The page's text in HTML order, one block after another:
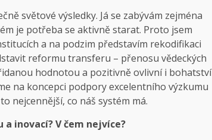
světové výsledky. Já se zabývám zejména
je potřeba se aktivně starat. Proto jsem
a na podzim představím rekodifikaci
reformu transferu – přenosu vědeckých
hodnotou a pozitivně ovlivní i bohatství
na koncepci podpory excelentního výzkumu
nejcennější, co náš systém má.
inovací? V čem nejvíce?